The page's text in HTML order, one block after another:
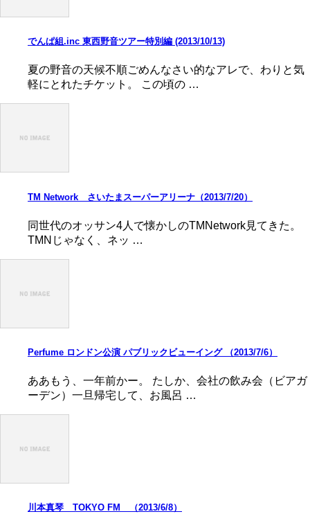
でんぱ組.inc 東西野音ツアー特別編 (2013/10/13)
夏の野音の天候不順ごめんなさい的なアレで、わりと気
軽にとれたチケット。 この頃の …
TM Network さいたまスーパーアリーナ（2013/7/20）
同世代のオッサン4人で懐かしのTMNetwork見てきた。
TMNじゃなく、ネッ …
Perfume ロンドン公演 パブリックビューイング （2013/7/6）
ああもう、一年前かー。 たしか、会社の飲み会（ビアガ
ーデン）一旦帰宅して、お風呂 …
川本真琴 TOKYO FM （2013/6/8）